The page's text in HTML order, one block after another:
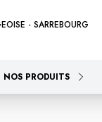
- SARREBOURG
NOS PRODUITS